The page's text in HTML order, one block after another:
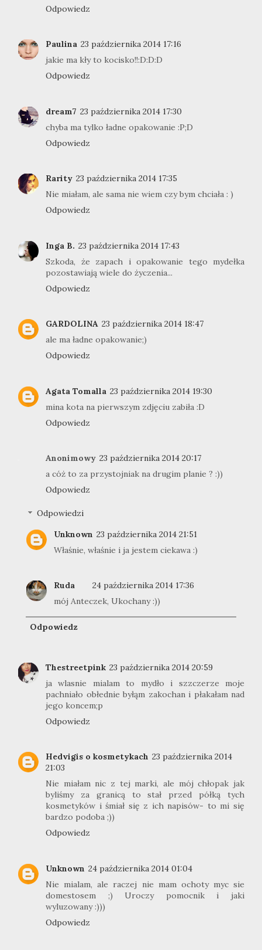
Odpowiedz
Paulina 23 października 2014 17:16
jakie ma kły to kocisko!!:D:D:D
Odpowiedz
dream7 23 października 2014 17:30
chyba ma tylko ładne opakowanie :P;D
Odpowiedz
Rarity 23 października 2014 17:35
Nie miałam, ale sama nie wiem czy bym chciała : )
Odpowiedz
Inga B. 23 października 2014 17:43
Szkoda, że zapach i opakowanie tego mydełka
pozostawiają wiele do życzenia...
Odpowiedz
GARDOLINA 23 października 2014 18:47
ale ma ładne opakowanie;)
Odpowiedz
Agata Tomalla 23 października 2014 19:30
mina kota na pierwszym zdjęciu zabiła :D
Odpowiedz
Anonimowy 23 października 2014 20:17
a cóż to za przystojniak na drugim planie ? :))
Odpowiedz
Odpowiedzi
Unknown 23 października 2014 21:51
Właśnie, właśnie i ja jestem ciekawa :)
Ruda
24 października 2014 17:36
mój Anteczek, Ukochany :))
Odpowiedz
Thestreetpink 23 października 2014 20:59
ja wlasnie mialam to mydło i szzczerze moje
pachniało obłednie byłąm zakochan i płakałam nad
jego koncem;p
Odpowiedz
Hedvigis o kosmetykach 23 października 2014
21:03
Nie miałam nic z tej marki, ale mój chłopak jak
byliśmy za granicą to stał przed półką tych
kosmetyków i śmiał się z ich napisów- to mi się
bardzo podoba ;))
Odpowiedz
Unknown 24 października 2014 01:04
Nie mialam, ale raczej nie mam ochoty myc sie
domestosem ;) Uroczy pomocnik i jaki
wyluzowany :)))
Odpowiedz